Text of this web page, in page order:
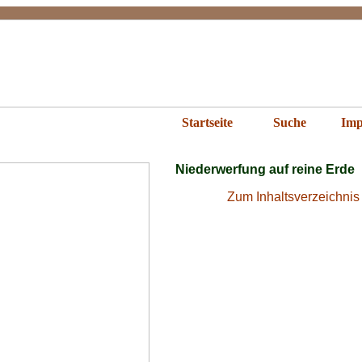
Startseite Suche
Niederwerfung auf reine Erde
Zum Inhaltsverzeichnis